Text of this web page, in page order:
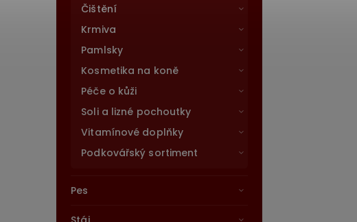
Čištění
Krmiva
Pamlsky
Kosmetika na koně
Péče o kůži
Soli a lizné pochoutky
Vitamínové doplňky
Podkovářský sortiment
Pes